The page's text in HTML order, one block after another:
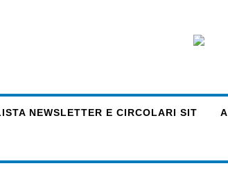
NEWSLETTER E CIRCOLARI SIT